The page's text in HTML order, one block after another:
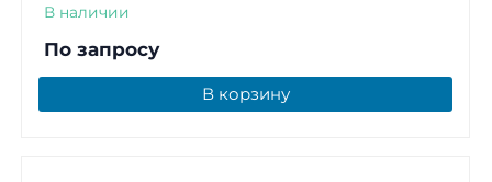
В наличии
По запросу
В корзину